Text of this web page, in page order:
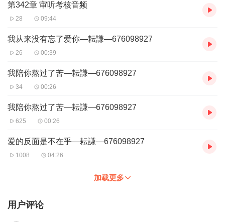
第342章 审听考核音频
28 09:44
我从来没有忘了爱你—耘謙—676098927
26 00:39
我陪你熬过了苦—耘謙—676098927
34 00:26
我陪你熬过了苦—耘謙—676098927
625 00:26
爱的反面是不在乎—耘謙—676098927
1008 04:26
加载更多
用户评论